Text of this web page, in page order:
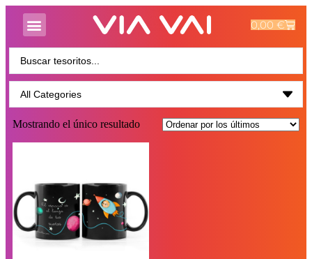
0,00€
Mostrando el único resultado